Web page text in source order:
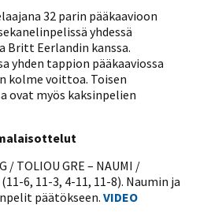
32 parin pääkaavioon
yhdessä
Britt Eerlandin kanssa.
yhden tappion pääkaaviossa
kolme voittoa. Toisen
ovat myös kaksinpelien
/ TOLIOU GRE – NAUMI /
6, 11-3, 4-11, 11-8). Naumin ja
päätökseen.VIDEO